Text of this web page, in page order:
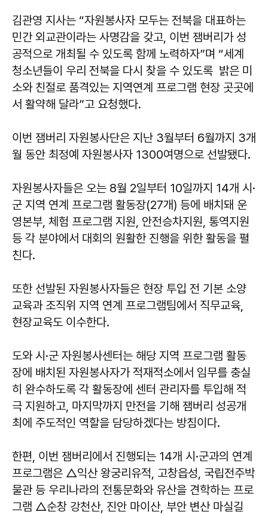
김관영 지사는 “자원봉사자 모두는 전북을 대표하는
민간 외교관이라는 사명감을 갖고, 이번 잼버리가 성
공적으로 개최될 수 있도록 함께 노력하자”며 “세계
청소년들이 우리 전북을 다시 찾을 수 있도록 밝은 미
소와 친절로 품격있는 지역연계 프로그램 현장 곳곳에
서 활약해 달라”고 요청했다.
이번 잼버리 자원봉사단은 지난 3월부터 6월까지 3개
월 동안 최정예 자원봉사자 1300여명으로 선발됐다.
자원봉사자들은 오는 8월 2일부터 10일까지 14개 시·
군 지역 연계 프로그램 활동장(27개) 등에 배치돼 운
영본부, 체험 프로그램 지원, 안전승차지원, 통역지원
등 각 분야에서 대회의 원활한 진행을 위한 활동을 펼
친다.
또한 선발된 자원봉사자들은 현장 투입 전 기본 소양
교육과 조직위 지역 연계 프로그램팀에서 직무교육,
현장교육도 이수한다.
도와 시·군 자원봉사센터는 해당 지역 프로그램 활동
장에 배치된 자원봉사자가 적재적소에서 임무를 충실
히 완수하도록 각 활동장에 센터 관리자를 투입해 적
극 지원하고, 마지막까지 만전을 기해 잼버리 성공개
최에 주도적인 역할을 담당하겠다는 방침이다.
한편, 이번 잼버리에서 진행되는 14개 시·군과의 연계
프로그램은 △익산 왕궁리유적, 고창읍성, 국립전주박
물관 등 우리나라의 전통문화와 유산을 견학하는 프로
그램 △순창 강천산, 진안 마이산, 부안 변산 마실길